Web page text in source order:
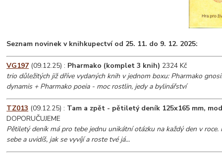
Seznam novinek v knihkupectví od 25. 11. do 9. 12. 2025:
VG197 (09.12.25) : Pharmako (komplet 3 knih) 2324 Kč
trio důležitých již dříve vydaných knih v jednom boxu: Pharmako
dynamis + Pharmako poeia - moc rostlin, jedy a bylinářství
TZ013 (09.12.25) : Tam a zpět - pětiletý deník 125x165 mm,
DOPORUČUJEME
Pětiletý deník má pro tebe jednu unikátní otázku na každý den v roce.
sebe a uvidíš, jak se vyvíjí a roste tvé já...